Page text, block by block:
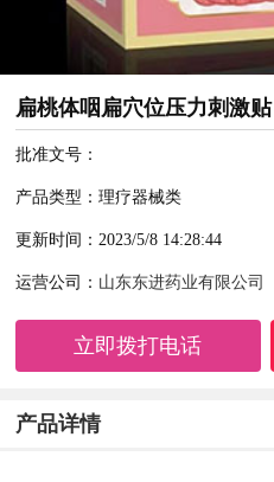
扁桃体咽扁穴位压力刺激贴
批准文号：
产品类型：理疗器械类
更新时间：2023/5/8 14:28:44
运营公司： 山东东进药业有限公司
立即拨打电话
产品详情